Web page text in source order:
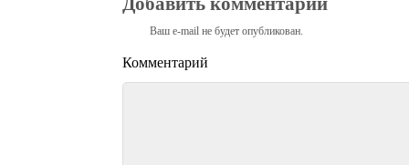
Ваш e-mail не будет опубликован.
Комментарий